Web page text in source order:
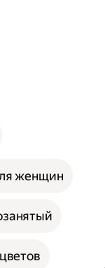
женщин